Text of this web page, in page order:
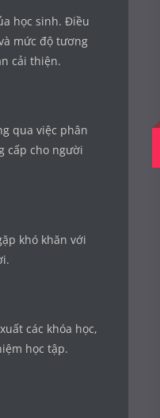
học sinh. Điều
mức độ tương
cải thiện.
qua việc phân
cấp cho người
khó khăn với
các khóa học,
học tập.